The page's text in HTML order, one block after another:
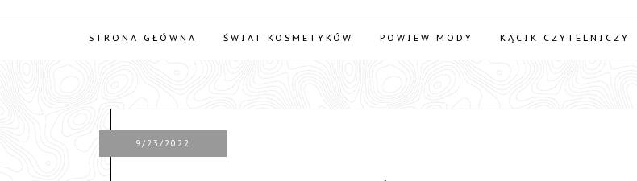
STRONA GŁÓWNA ŚWIAT KOSMETYKÓW POWIEW MODY KĄCIK CZYTELNICZY
9/23/2022